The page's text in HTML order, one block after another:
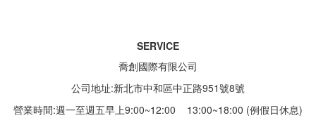
SERVICE
喬創國際有限公司
公司地址:新北市中和區中正路951號8號
營業時間:週一至週五早上9:00~12:00 13:00~18:00 (例假日休息)